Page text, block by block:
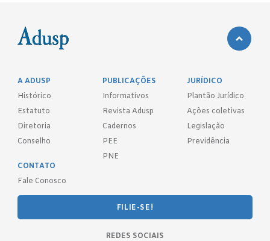
A ADUSP
Histórico
Estatuto
Diretoria
Conselho
PUBLICAÇÕES
Informativos
Revista Adusp
Cadernos
PEE
PNE
JURÍDICO
Plantão Jurídico
Ações coletivas
Legislação
Previdência
CONTATO
Fale Conosco
FILIE-SE!
REDES SOCIAIS